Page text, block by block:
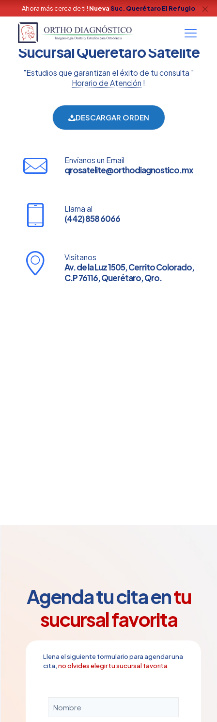
Ahora más cerca de ti ! NuevaSuc. Querétaro El Refugio ✕
Sucursal Querétaro Satélite
"Estudios que garantizan el éxito de tu consulta "
Horario de Atención !
DESCARGAR ORDEN
Envíanos un Email
qrosatelite@orthodiagnostico.mx
Llama al
(442) 858 6066
Visítanos
Av. de la Luz 1505, Cerrito Colorado,
C.P 76116, Querétaro, Qro.
Agenda tu cita entu
sucursal favorita
Llena el siguiente formulario para agendar una
cita,no olvides elegir tu sucursal favorita